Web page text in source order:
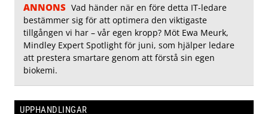
ANNONS Vad händer när en före detta IT-ledare
bestämmer sig för att optimera den viktigaste
tillgången vi har – vår egen kropp? Möt Ewa Meurk,
Mindley Expert Spotlight för juni, som hjälper ledare
att prestera smartare genom att förstå sin egen
biokemi.
UPPHANDLINGAR